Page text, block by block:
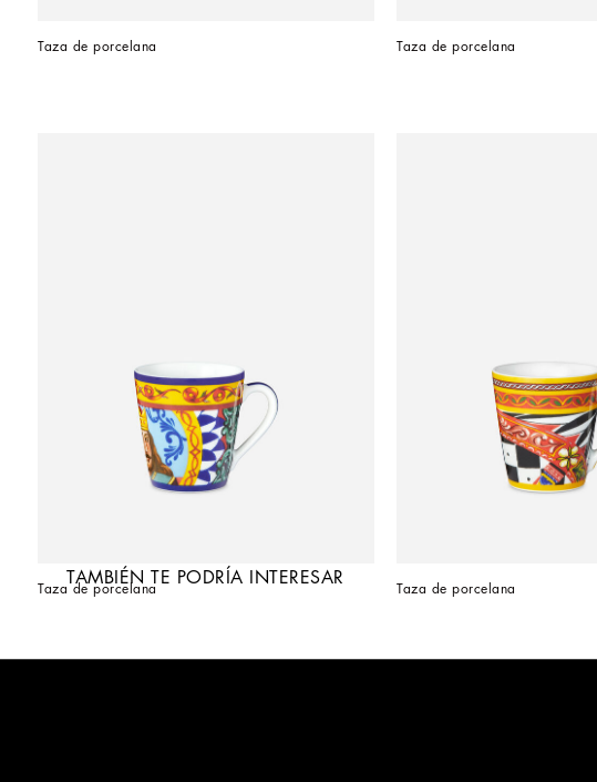
Taza de porcelana Taza de porcelana
Taza de porcelana Taza de porcelana
TAMBIÉN TE PODRÍA INTERESAR